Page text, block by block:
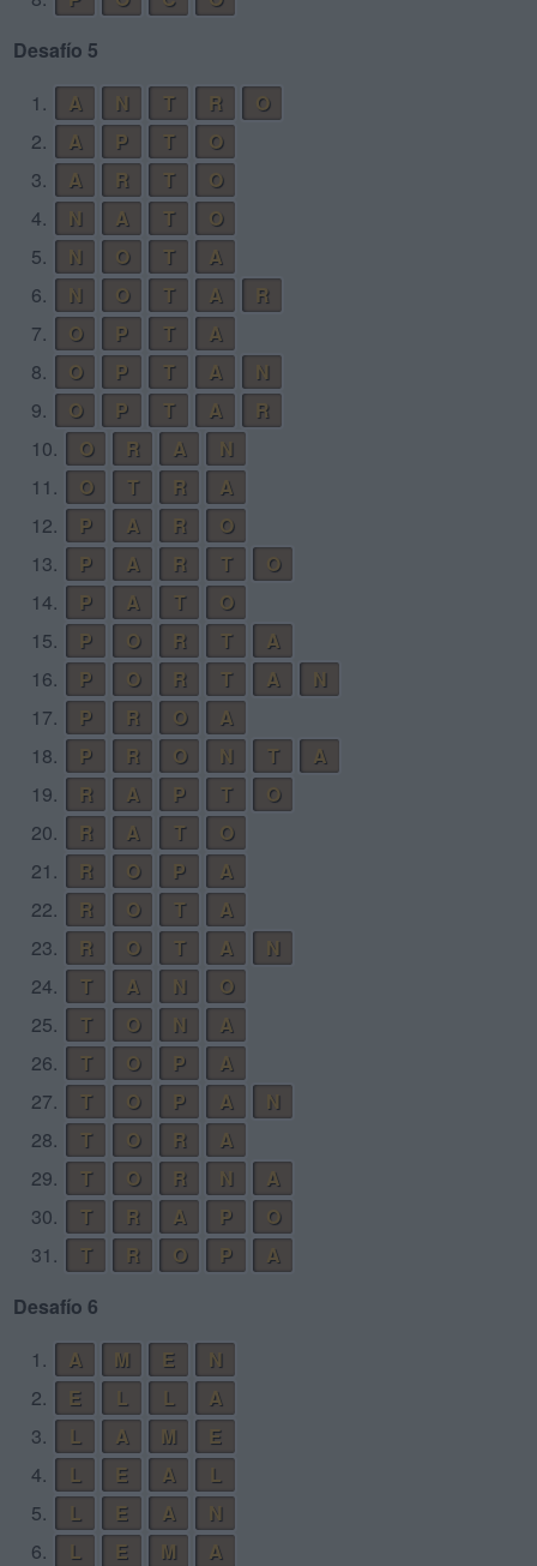
Desafío 5
1.
A N T R
O
2.
A P T
O
3.
A R T
O
4.
N A T
O
5.
N O T
A
6.
N O T A
R
7.
O P T
A
8.
O P T A
N
9.
O P T A
R
10.
O R A
N
11.
O T R
A
12.
P A R
O
13.
P A R T
O
14.
P A T
O
15.
P O R T
A
16.
P O R T A
N
17.
P R O
A
18.
P R O N T
A
19.
R A P T
O
20.
R A T
O
21.
R O P
A
22.
R O T
A
23.
R O T A
N
24.
T A N
O
25.
T O N
A
26.
T O P
A
27.
T O P A
N
28.
T O R
A
29.
T O R N
A
30.
T R A P
O
31.
T R O P
A
Desafío 6
1.
A M E
N
2.
E L L
A
3.
L A M
E
4.
L E A
L
5.
L E A
N
6.
L E M
A